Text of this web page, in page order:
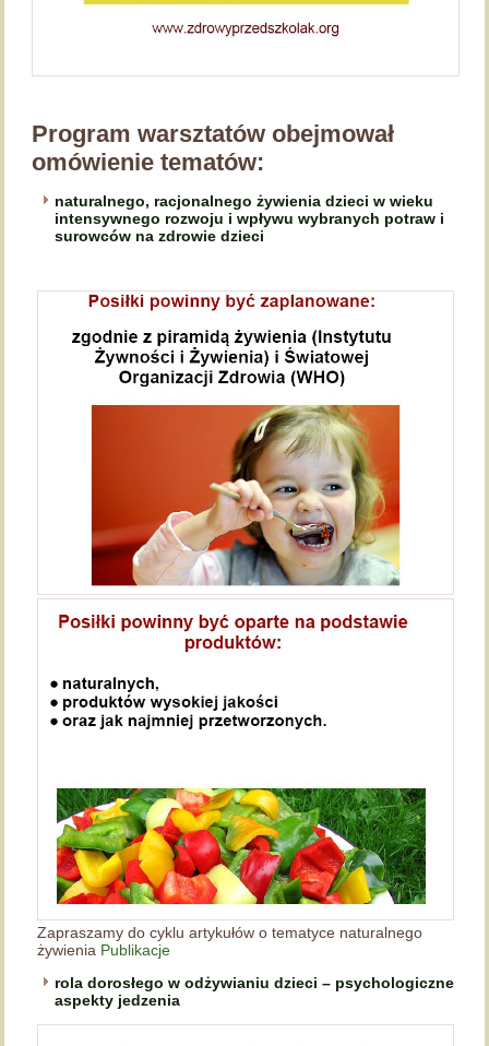
Program warsztatów obejmował
omówienie tematów:
naturalnego, racjonalnego żywienia dzieci w wieku
intensywnego rozwoju i wpływu wybranych potraw i
surowców na zdrowie dzieci
Zapraszamy do cyklu artykułów o tematyce naturalnego
żywienia Publikacje
rola dorosłego w odżywianiu dzieci – psychologiczne
aspekty jedzenia